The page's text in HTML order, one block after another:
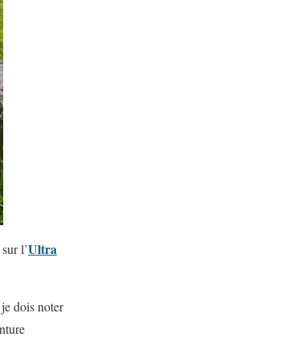
l’Ultra
dois noter